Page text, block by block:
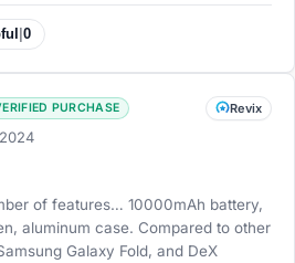
0
PURCHASE Revix
of features… 10000mAh battery,
aluminum case. Compared to other
Galaxy Fold, and DeX